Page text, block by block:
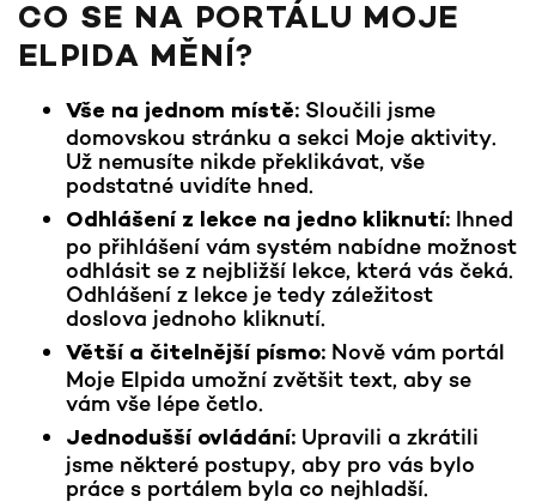
CO SE NA PORTÁLU MOJE
ELPIDA MĚNÍ?
Vše na jednom místě: Sloučili jsme
domovskou stránku a sekci Moje aktivity.
Už nemusíte nikde překlikávat, vše
podstatné uvidíte hned.
Odhlášení z lekce na jedno kliknutí: Ihned
po přihlášení vám systém nabídne možnost
odhlásit se z nejbližší lekce, která vás čeká.
Odhlášení z lekce je tedy záležitost
doslova jednoho kliknutí.
Větší a čitelnější písmo: Nově vám portál
Moje Elpida umožní zvětšit text, aby se
vám vše lépe četlo.
Jednodušší ovládání: Upravili a zkrátili
jsme některé postupy, aby pro vás bylo
práce s portálem byla co nejhladší.